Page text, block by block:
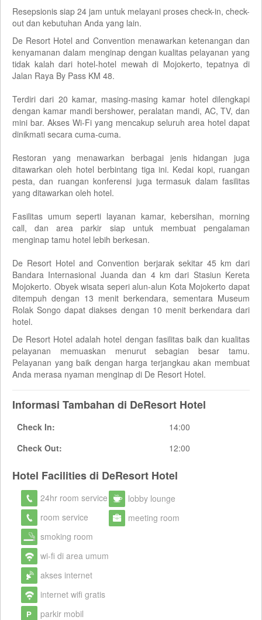
Resepsionis siap 24 jam untuk melayani proses check-in, check-
out dan kebutuhan Anda yang lain.
De Resort Hotel and Convention menawarkan ketenangan dan
kenyamanan dalam menginap dengan kualitas pelayanan yang
tidak kalah dari hotel-hotel mewah di Mojokerto, tepatnya di
Jalan Raya By Pass KM 48.
Terdiri dari 20 kamar, masing-masing kamar hotel dilengkapi
dengan kamar mandi bershower, peralatan mandi, AC, TV, dan
mini bar. Akses Wi-Fi yang mencakup seluruh area hotel dapat
dinikmati secara cuma-cuma.
Restoran yang menawarkan berbagai jenis hidangan juga
ditawarkan oleh hotel berbintang tiga ini. Kedai kopi, ruangan
pesta, dan ruangan konferensi juga termasuk dalam fasilitas
yang ditawarkan oleh hotel.
Fasilitas umum seperti layanan kamar, kebersihan, morning
call, dan area parkir siap untuk membuat pengalaman
menginap tamu hotel lebih berkesan.
De Resort Hotel and Convention berjarak sekitar 45 km dari
Bandara Internasional Juanda dan 4 km dari Stasiun Kereta
Mojokerto. Obyek wisata seperi alun-alun Kota Mojokerto dapat
ditempuh dengan 13 menit berkendara, sementara Museum
Rolak Songo dapat diakses dengan 10 menit berkendara dari
hotel.
De Resort Hotel adalah hotel dengan fasilitas baik dan kualitas
pelayanan memuaskan menurut sebagian besar tamu.
Pelayanan yang baik dengan harga terjangkau akan membuat
Anda merasa nyaman menginap di De Resort Hotel.
Informasi Tambahan di DeResort Hotel
Check In:
14:00
Check Out:
12:00
Hotel Facilities di DeResort Hotel
24hr room service
room service
smoking room
wi-fi di area umum
akses internet
internet wifi gratis
parkir mobil
lobby lounge
meeting room